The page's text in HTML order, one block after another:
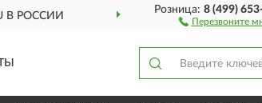
В РОССИИ
Розница:8 (499)
Перезвоните